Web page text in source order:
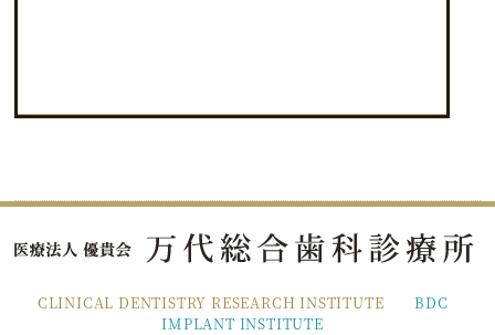
CLINICAL DENTISTRY RESEARCH INSTITUTE
BDC
IMPLANT INSTITUTE